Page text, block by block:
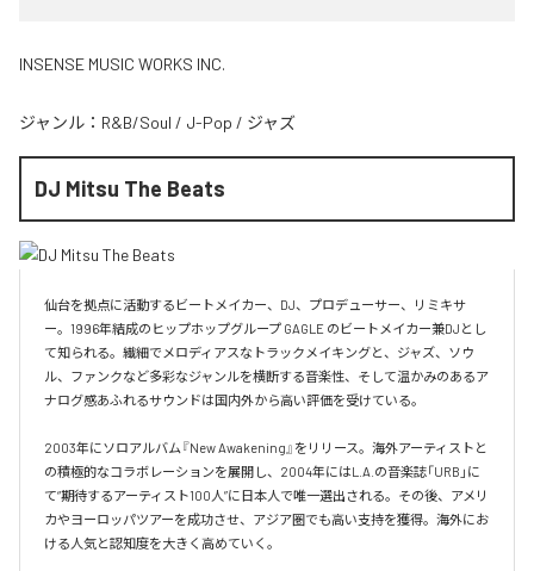
INSENSE MUSIC WORKS INC.
ジャンル： R&B/Soul / J-Pop / ジャズ
DJ Mitsu The Beats
仙台を拠点に活動するビートメイカー、DJ、プロデューサー、リミキサ
ー。1996年結成のヒップホップグループ GAGLE のビートメイカー兼DJとし
て知られる。繊細でメロディアスなトラックメイキングと、ジャズ、ソウ
ル、ファンクなど多彩なジャンルを横断する音楽性、そして温かみのあるア
ナログ感あふれるサウンドは国内外から高い評価を受けている。
2003年にソロアルバム『New Awakening』をリリース。海外アーティストと
の積極的なコラボレーションを展開し、2004年にはL.A.の音楽誌「URB」に
て“期待するアーティスト100人”に日本人で唯一選出される。その後、アメリ
カやヨーロッパツアーを成功させ、アジア圏でも高い支持を獲得。海外にお
ける人気と認知度を大きく高めていく。